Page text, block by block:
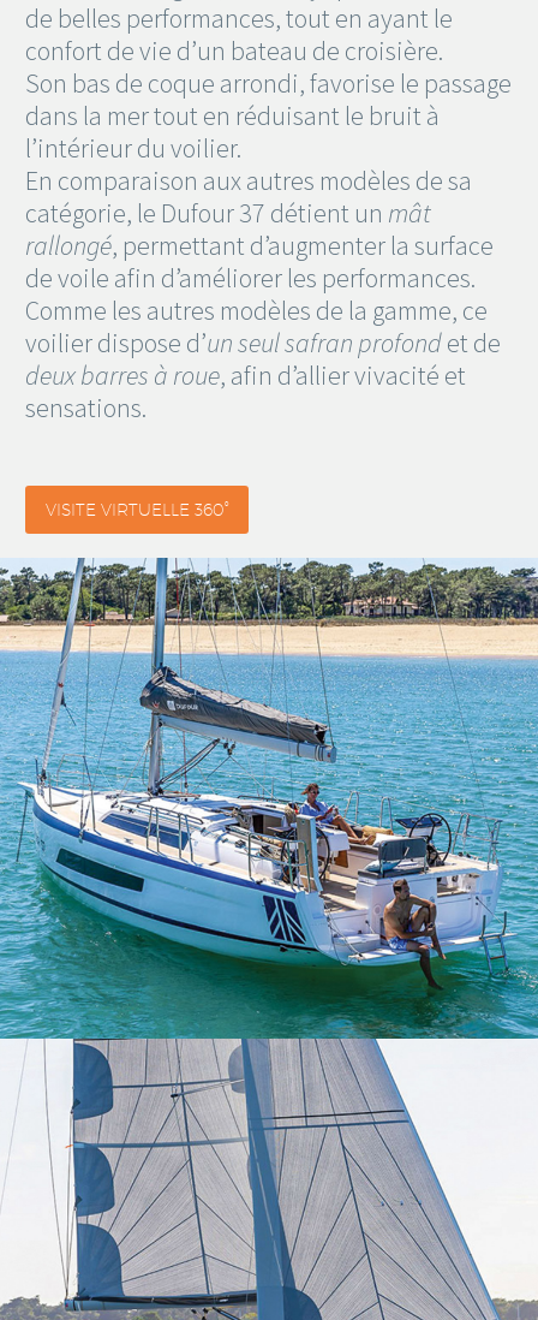
de belles performances, tout en ayant le
confort de vie d’un bateau de croisière.
Son bas de coque arrondi, favorise le passage
dans la mer tout en réduisant le bruit à
l’intérieur du voilier.
En comparaison aux autres modèles de sa
catégorie, le Dufour 37 détient un mât
rallongé, permettant d’augmenter la surface
de voile afin d’améliorer les performances.
Comme les autres modèles de la gamme, ce
voilier dispose d’un seul safran profondet de
deux barres à roue, afin d’allier vivacité et
sensations.
VISITE VIRTUELLE 360°